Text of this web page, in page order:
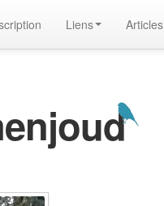
Liens Articles